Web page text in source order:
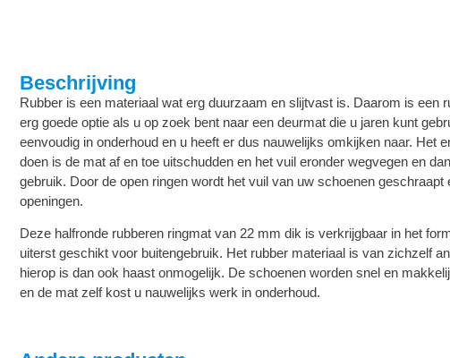
Beschrijving
Rubber is een materiaal wat erg duurzaam en slijtvast is. Daarom is een
erg goede optie als u op zoek bent naar een deurmat die u jaren kunt
eenvoudig in onderhoud en u heeft er dus nauwelijks omkijken naar. Het
doen is de mat af en toe uitschudden en het vuil eronder wegvegen en
gebruik. Door de open ringen wordt het vuil van uw schoenen geschraapt
openingen.
Deze halfronde rubberen ringmat van 22 mm dik is verkrijgbaar in het
uiterst geschikt voor buitengebruik. Het rubber materiaal is van zichzelf
hierop is dan ook haast onmogelijk. De schoenen worden snel en
en de mat zelf kost u nauwelijks werk in onderhoud.